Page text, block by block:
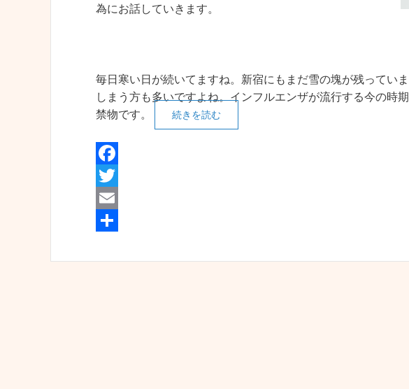
為にお話していきます。
毎日寒い日が続いてますね。新宿にもまだ雪の塊が残ってい
しまう方も多いですよね。インフルエンザが流行する今の時
禁物です。
続きを読む
F
a
c
b
T
w
t
E
a
有